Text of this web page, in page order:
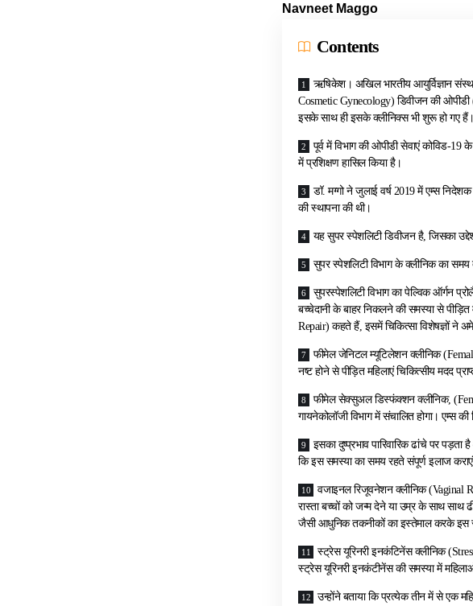
Navneet Maggo
Contents
ऋषिकेश। अखिल भारतीय आयुर्विज्ञान
Cosmetic Gynecology) डिवीजन की
इसके साथ ही इसके क्लीनिक्स भी शुरू हो गए हैं।
पूर्व में विभाग की ओपीडी सेवाएं कोविड-
में प्रशिक्षण हासिल किया है।
डॉ. मग्गो ने जुलाई वर्ष 2019 में एम्स
की स्थापना की थी।
यह सुपर स्पेशलिटी डिवीजन है, जिसका
सुपर स्पेशलिटी विभाग के क्लीनिक का
सुपरस्पेशलिटी विभाग का पेल्विक ऑर्गन
बच्चेदानी के बाहर निकलने की समस्या से
Repair) कहते हैं, इसमें चिकित्सा विशेषज्ञों ने
फीमेल जेनिटल म्यूटिलेशन क्लीनिक
नष्ट होने से पीड़ित महिलाएं चिकित्सीय मदद
फीमेल सेक्सुअल डिस्फंक्शन क्लीनिक,
गायनेकोलॉजी विभाग में संचालित होगा। एम्स
इसका दुष्प्रभाव पारिवारिक ढांचे पर
कि इस समस्या का समय रहते संपूर्ण इलाज
वजाइनल रिजूवनेशन क्लीनिक (Vaginal
रास्ता बच्चों को जन्म देने या उम्र के साथ साथ
जैसी आधुनिक तकनीकों का इस्तेमाल करके इस
स्ट्रेस यूरिनरी इनकंटिनेंस क्लीनिक
स्ट्रेस यूरिनरी इनकंटीनेंस की समस्या में
उन्होंने बताया कि प्रत्येक तीन में से एक